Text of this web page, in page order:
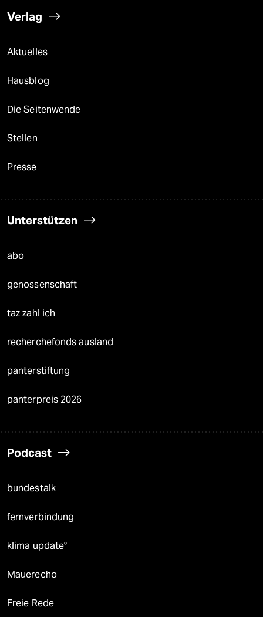
Verlag
Aktuelles
Hausblog
Die Seitenwende
Stellen
Presse
Unterstützen
abo
genossenschaft
taz zahl ich
recherchefonds ausland
panterstiftung
panterpreis 2026
Podcast
bundestalk
fernverbindung
klima update°
Mauerecho
Freie Rede